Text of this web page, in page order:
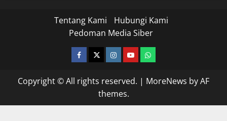
Tentang Kami
Hubungi Kami
Pedoman Media Siber
facebooktwitterinstagram.com
youtubewhatsapp
Copyright © All rights reserved. | MoreNews by AF
themes.